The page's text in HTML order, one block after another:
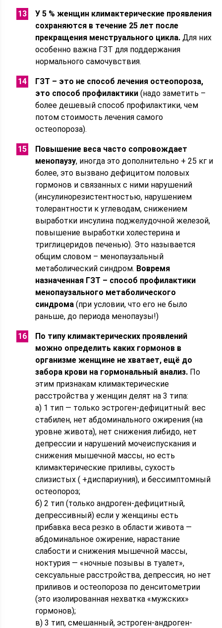
У 5 % женщин климактерические проявления
сохраняются в течение 25 лет после
прекращения менструального цикла. Для них
особенно важна ГЗТ для поддержания
нормального самочувствия.
ГЗТ – это не способ лечения остеопороза,
это способ профилактики (надо заметить –
более дешевый способ профилактики, чем
потом стоимость лечения самого
остеопороза).
Повышение веса часто сопровождает
менопаузу, иногда это дополнительно + 25 кг и
более, это вызвано дефицитом половых
гормонов и связанных с ними нарушений
(инсулинорезистентностью, нарушением
толерантности к углеводам, снижением
выработки инсулина поджелудочной железой,
повышение выработки холестерина и
триглицеридов печенью). Это называется
общим словом – менопаузальный
метаболический синдром. Вовремя
назначенная ГЗТ – способ профилактики
менопаузального метаболического
синдрома (при условии, что его не было
раньше, до периода менопаузы!)
По типу климактерических проявлений
можно определить каких гормонов в
организме женщине не хватает, ещё до
забора крови на гормональный анализ. По
этим признакам климактерические
расстройства у женщин делят на 3 типа:
а) 1 тип — только эстроген-дефицитный: вес
стабилен, нет абдоминального ожирения (на
уровне живота), нет снижения либидо, нет
депрессии и нарушений мочеиспускания и
снижения мышечной массы, но есть
климактерические приливы, сухость
слизистых ( +диспариуния), и бессимптомный
остеопороз;
б) 2 тип (только андроген-дефицитный,
депрессивный) если у женщины есть
прибавка веса резко в области живота —
абдоминальное ожирение, нарастание
слабости и снижения мышечной массы,
ноктурия — «ночные позывы в туалет»,
сексуальные расстройства, депрессия, но нет
приливов и остеопороза по денситометрии
(это изолированная нехватка «мужских»
гормонов);
в) 3 тип, смешанный, эстроген-андроген-